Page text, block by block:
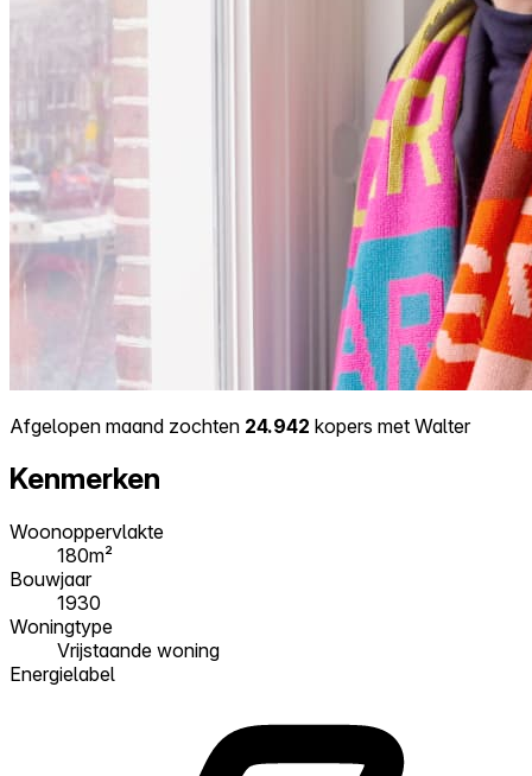
Afgelopen maand zochten 24.942 kopers met Walter
Kenmerken
Woonoppervlakte
180m²
Bouwjaar
1930
Woningtype
Vrijstaande woning
Energielabel